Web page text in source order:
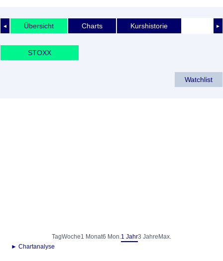
◄ ►
Übersicht Charts Kurshistorie
STOXX
Watchlist
TagWoche1 Monat6 Mon.1 Jahr3 Jahre Max.
► Chartanalyse